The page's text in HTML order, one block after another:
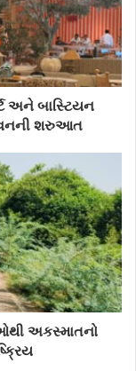
અને બાસ્ટિયન
સેવનની શરુઆત
અકસ્માતનો